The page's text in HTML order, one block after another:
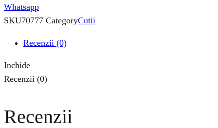
Whatsapp
SKU70777 CategoryCutii
Recenzii (0)
Inchide
Recenzii (0)
Recenzii